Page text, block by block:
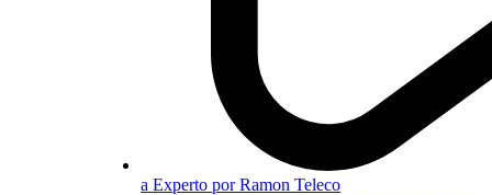
a Experto por Ramon Teleco